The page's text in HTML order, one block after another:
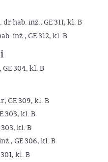
dr hab. inż., GE 311, kl. B
inż., GE 312, kl. B
GE 304, kl. B
GE 309, kl. B
303, kl. B
303, kl. B
GE 306, kl. B
kl. B